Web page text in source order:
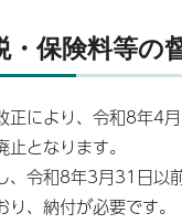
・保険料等の
正により、令和8年4
止となります。
、令和8年3月31日以
り、納付が必要です。